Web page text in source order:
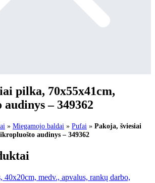
pilka, 70x55x41cm,
– 349362
» Miegamojo baldai » Pufai » Pakoja, šviesiai
audinys – 349362